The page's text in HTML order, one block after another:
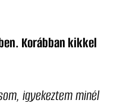
Korábban kikkel
igyekeztem minél